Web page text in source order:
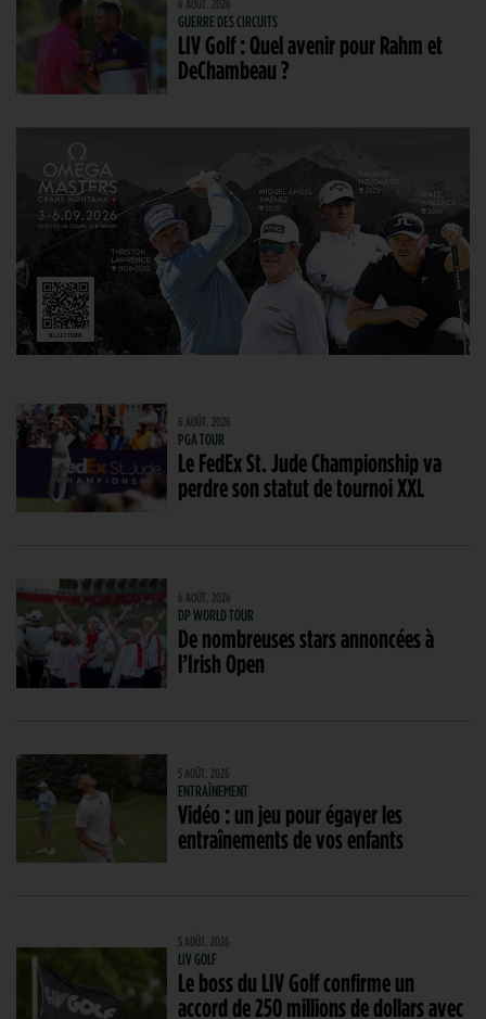
6 AOÛT. 2026
GUERRE DES CIRCUITS
LIV Golf : Quel avenir pour Rahm et
DeChambeau ?
6 AOÛT. 2026
PGA TOUR
Le FedEx St. Jude Championship va
perdre son statut de tournoi XXL
6 AOÛT. 2026
DP WORLD TOUR
De nombreuses stars annoncées à
l’Irish Open
5 AOÛT. 2026
ENTRAÎNEMENT
Vidéo : un jeu pour égayer les
entraînements de vos enfants
5 AOÛT. 2026
LIV GOLF
Le boss du LIV Golf confirme un
accord de 250 millions de dollars avec